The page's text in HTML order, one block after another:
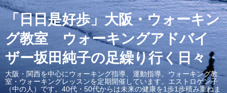
「日日是好歩」大阪・ウォーキン
グ教室 ウォーキングアドバイ
ザー坂田純子の足繰り行く日々
大阪・関西を中心にウォーキング指導、運動指導。ウォーキング教
室・ウォーキングレッスンを定期開催しています。エストロゲン子
（中の人）です。40代・50代からは未来の健康を1歩1歩積み重ねま